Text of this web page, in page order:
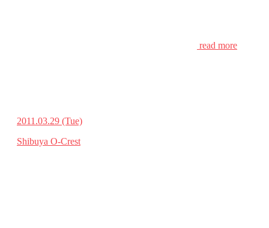
read more
2011.03.29 (Tue)
Shibuya O-Crest